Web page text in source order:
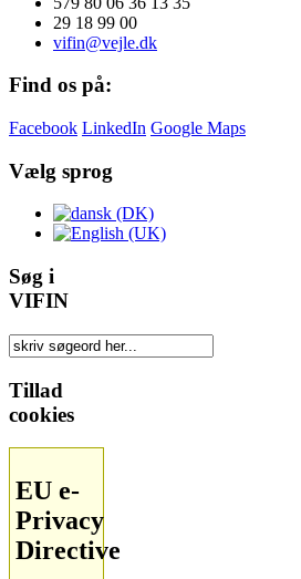
29 18 99 00
vifin@vejle.dk
Find os på:
Facebook LinkedIn Google Maps
Vælg sprog
Søg i
VIFIN
Tillad
cookies
EU e-
Privacy
Directive